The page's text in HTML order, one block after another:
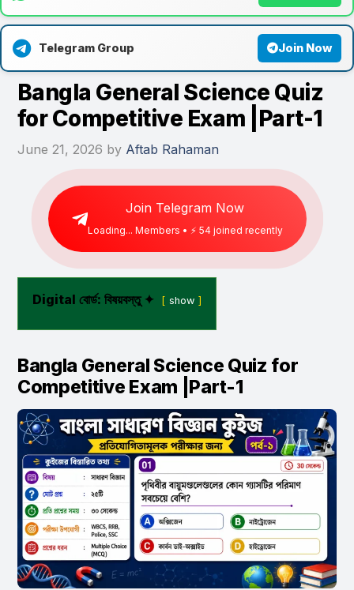
Telegram Group Join Now
Bangla General Science Quiz
for Competitive Exam |Part-1
June 21, 2026 by Aftab Rahaman
Join Telegram Now
Loading... Members • ⚡ 57joined recently
Digital বোর্ড: বিষয়বস্তু ✦ show
Bangla General Science Quiz for
Competitive Exam |Part-1